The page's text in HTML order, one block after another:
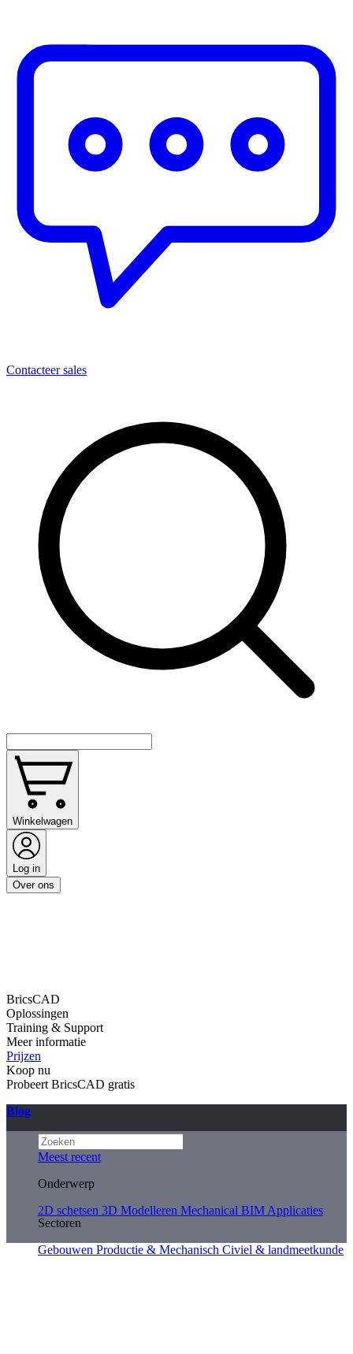
Contacteer sales
Winkelwagen
Log in
Over ons
BricsCAD
Oplossingen
Training & Support
Meer informatie
Prijzen
Koop nu
Probeert BricsCAD gratis
Blog
Meest recent
Onderwerp
2D schetsen 3D Modelleren Mechanical BIM Applicaties
Sectoren
Gebouwen Productie & Mechanisch Civiel & landmeetkunde